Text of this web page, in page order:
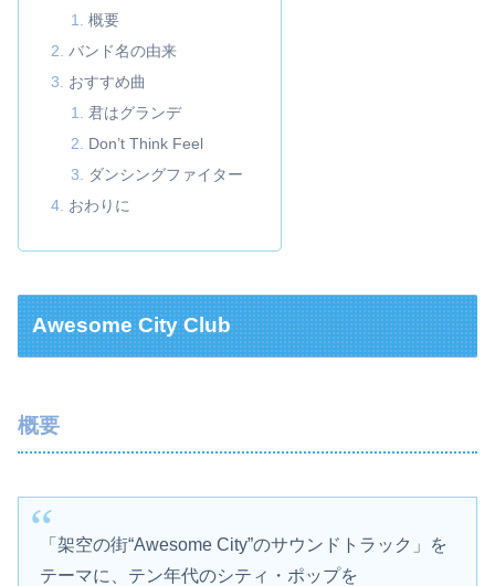
概要
バンド名の由来
おすすめ曲
君はグランデ
Don’t Think Feel
ダンシングファイター
おわりに
Awesome City Club
概要
「架空の街“Awesome City”のサウンドトラック」を
テーマに、テン年代のシティ・ポップを